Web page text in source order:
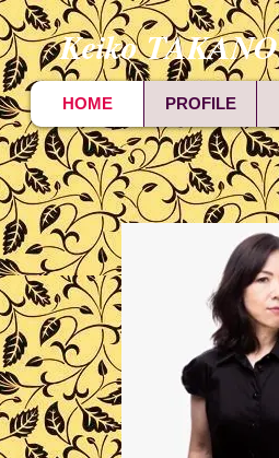
Keiko TAKANO
HOME PROFILE